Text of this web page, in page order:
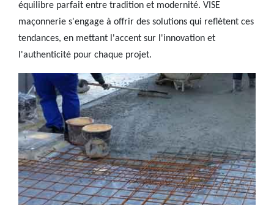
équilibre parfait entre tradition et modernité. VISE
maçonnerie s'engage à offrir des solutions qui reflètent ces
tendances, en mettant l'accent sur l'innovation et
l'authenticité pour chaque projet.